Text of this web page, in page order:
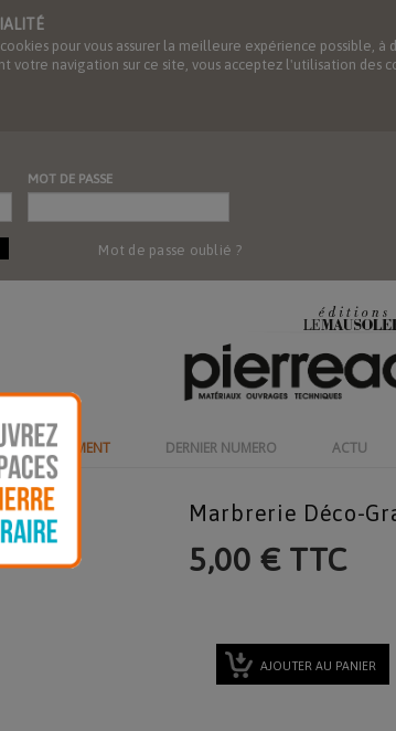
pour vous assurer la meilleure expérience possible,
votre navigation sur ce site, vous acceptez l'utilisation des
MOT DE PASSE
Mot de passe oublié ?
ABONNEMENT DERNIER NUMERO ACTU
Marbrerie Déco-
5,00 € TTC
AJOUTER AU PANIER